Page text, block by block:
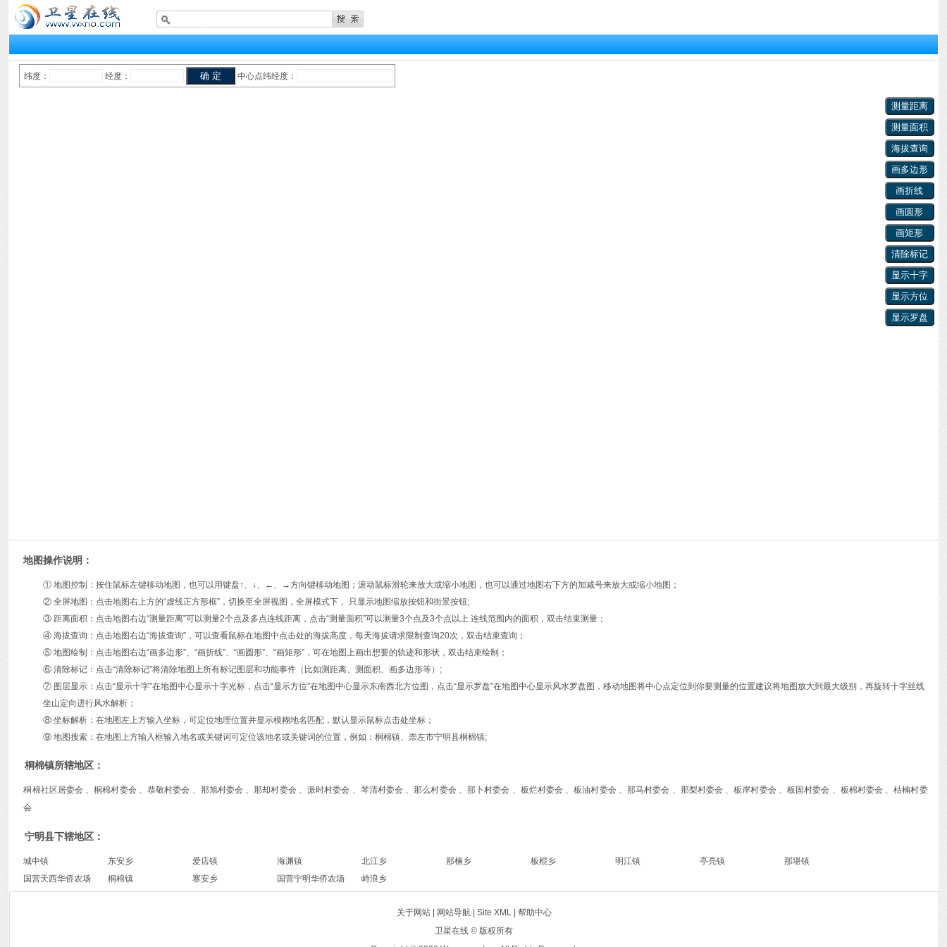
纬度： 经度： 中心点纬经度：
地图操作说明：
① 地图控制：按住鼠标左键移动地图，也可以用键盘↑、↓、←、→方向键移动地图；滚动鼠标滑轮来放大或缩小地图，也可以通过地图右下方的加减号来放大或缩小地图；
② 全屏地图：点击地图右上方的“虚线正方形框”，切换至全屏视图，全屏模式下， 只显示地图缩放按钮和街景按钮;
③ 距离面积：点击地图右边“测量距离”可以测量2个点及多点连线距离，点击“测量面积”可以测量3个点及3个点以上 连线范围内的面积，双击结束测量；
④ 海拔查询：点击地图右边“海拔查询”，可以查看鼠标在地图中点击处的海拔高度，每天海拔请求限制查询20次，双击结束查询；
⑤ 地图绘制：点击地图右边“画多边形”、“画折线”、“画圆形”、“画矩形”，可在地图上画出想要的轨迹和形状，双击结束绘制；
⑥ 清除标记：点击“清除标记”将清除地图上所有标记图层和功能事件（比如测距离、测面积、画多边形等）;
⑦ 图层显示：点击“显示十字”在地图中心显示十字光标，点击“显示方位”在地图中心显示东南西北方位图，点击“显示罗盘”在地图中心显示风水罗盘图，移动地图将中心点定位到你要测量的位置建议将地图放大到最大级别，再旋转十字丝线
坐山定向进行风水解析；
⑧ 坐标解析：在地图左上方输入坐标，可定位地理位置并显示模糊地名匹配，默认显示鼠标点击处坐标；
⑨ 地图搜索：在地图上方输入框输入地名或关键词可定位该地名或关键词的位置，例如：桐棉镇、崇左市宁明县桐棉镇;
桐棉镇所辖地区：
桐棉社区居委会 、桐棉村委会 、恭敬村委会 、那旭村委会 、那却村委会 、派时村委会 、琴清村委会 、那么村委会 、那卜村委会 、板烂村委会 、板油村委会 、那马村委会 、那梨村委会 、板岸村委会 、板固村委会 、板棉村委会 、枯楠村委
会
宁明县下辖地区：
城中镇 东安乡 爱店镇 海渊镇 北江乡 那楠乡 板棍乡 明江镇 亭亮镇
那堪镇
国营天西华侨农场
桐棉镇 寨安乡 国营宁明华侨农场 峙浪乡
关于网站 | 网站导航| Site XML| 帮助中心
卫星在线 © 版权所有